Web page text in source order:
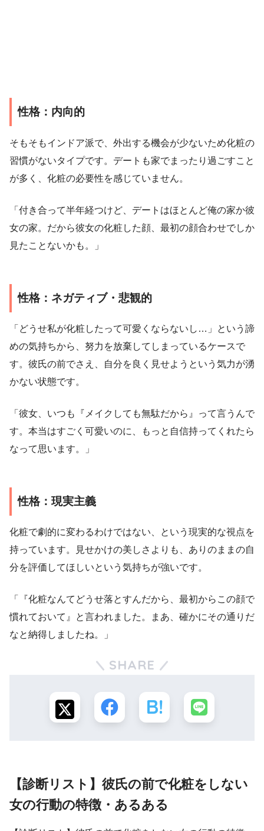
性格：内向的
そもそもインドア派で、外出する機会が少ないため化粧の
習慣がないタイプです。デートも家でまったり過ごすこと
が多く、化粧の必要性を感じていません。
「付き合って半年経つけど、デートはほとんど俺の家か彼
女の家。だから彼女の化粧した顔、最初の顔合わせでしか
見たことないかも。」
性格：ネガティブ・悲観的
「どうせ私が化粧したって可愛くならないし…」という諦
めの気持ちから、努力を放棄してしまっているケースで
す。彼氏の前でさえ、自分を良く見せようという気力が湧
かない状態です。
「彼女、いつも『メイクしても無駄だから』って言うんで
す。本当はすごく可愛いのに、もっと自信持ってくれたら
なって思います。」
性格：現実主義
化粧で劇的に変わるわけではない、という現実的な視点を
持っています。見せかけの美しさよりも、ありのままの自
分を評価してほしいという気持ちが強いです。
「『化粧なんてどうせ落とすんだから、最初からこの顔で
慣れておいて』と言われました。まあ、確かにその通りだ
なと納得しましたね。」
SHARE
【診断リスト】彼氏の前で化粧をしない
女の行動の特徴・あるある